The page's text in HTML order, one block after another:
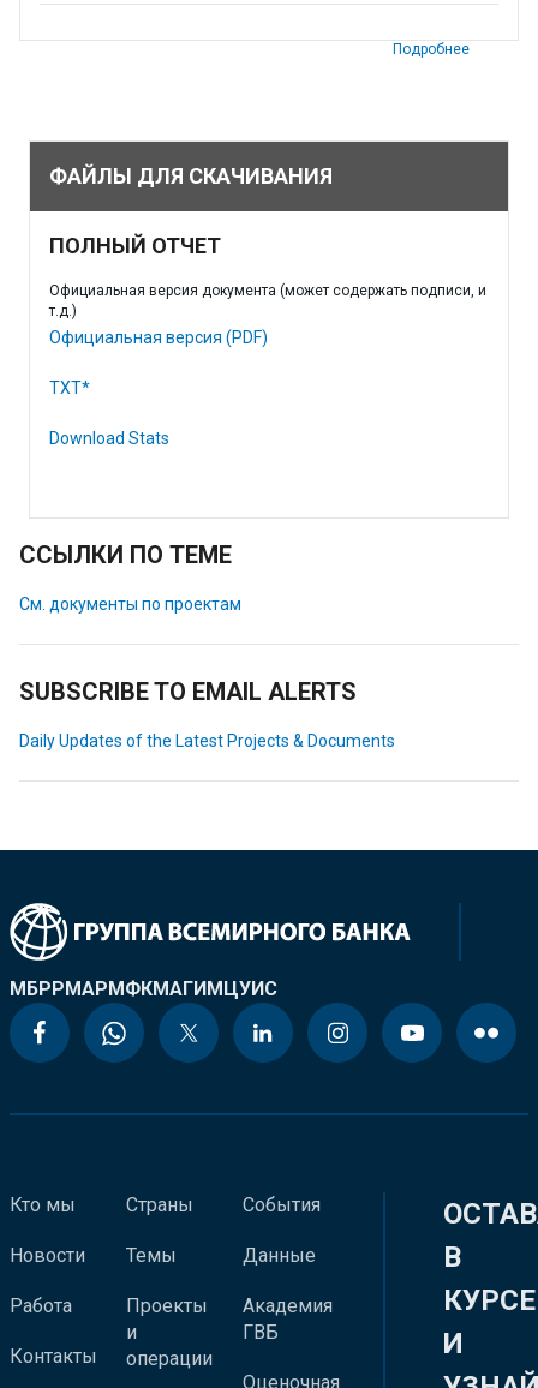
Подробнее
ФАЙЛЫ ДЛЯ СКАЧИВАНИЯ
ПОЛНЫЙ ОТЧЕТ
Официальная версия документа (может содержать подписи, и
т.д.)
Официальная версия (PDF)
TXT*
Download Stats
ССЫЛКИ ПО ТЕМЕ
См. документы по проектам
SUBSCRIBE TO EMAIL ALERTS
Daily Updates of the Latest Projects & Documents
МБРРМАРМФКМАГИМЦУИС
Кто мы
Новости
Работа
Контакты
Страны
Темы
Проекты
и
операции
События
Данные
Академия
ГВБ
Оценочная
В
КУРСЕ
И